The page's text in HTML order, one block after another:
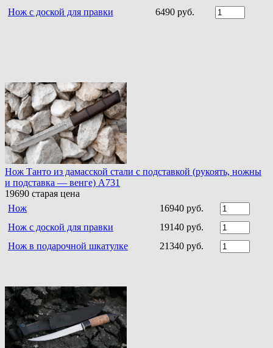
Нож с доской для правки 6490 руб.
Нож Танто из дамасской стали c подставкой (рукоять, ножны
и подставка — венге) A731
19690 старая цена
Нож
16940 руб.
Нож с доской для правки
19140 руб.
Нож в подарочной шкатулке
21340 руб.